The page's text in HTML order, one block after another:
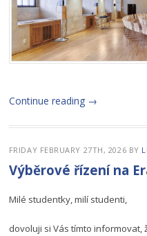
Continue reading →
FRIDAY FEBRUARY 27TH, 2026 BY
Výběrové řízení na
Milé studentky, milí studenti,
dovoluji si Vás tímto informovat,